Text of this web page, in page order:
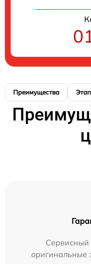
Преимущества
Сервисный
оригинальные